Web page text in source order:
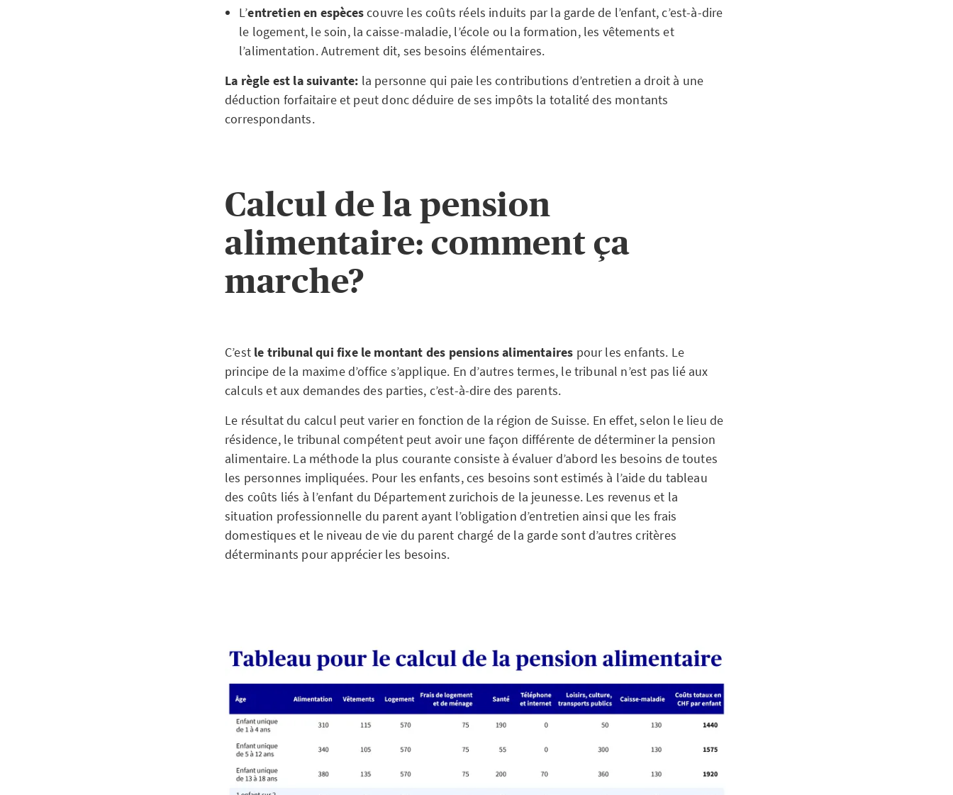
L’entretien en espècescouvre les coûts réels induits par la garde de l’enfant, c’est-à-dire
le logement, le soin, la caisse-maladie, l’école ou la formation, les vêtements et
l’alimentation. Autrement dit, ses besoins élémentaires.
La règle est la suivante: la personne qui paie les contributions d’entretien a droit à une
déduction forfaitaire et peut donc déduire de ses impôts la totalité des montants
correspondants.
Calcul de la pension
alimentaire: comment ça
marche?
C’est le tribunal qui fixe le montant des pensions alimentaires pour les enfants. Le
principe de la maxime d’office s’applique. En d’autres termes, le tribunal n’est pas lié aux
calculs et aux demandes des parties, c’est-à-dire des parents.
Le résultat du calcul peut varier en fonction de la région de Suisse. En effet, selon le lieu de
résidence, le tribunal compétent peut avoir une façon différente de déterminer la pension
alimentaire. La méthode la plus courante consiste à évaluer d’abord les besoins de toutes
les personnes impliquées. Pour les enfants, ces besoins sont estimés à l’aide du tableau
des coûts liés à l’enfant du Département zurichois de la jeunesse. Les revenus et la
situation professionnelle du parent ayant l’obligation d’entretien ainsi que les frais
domestiques et le niveau de vie du parent chargé de la garde sont d’autres critères
déterminants pour apprécier les besoins.